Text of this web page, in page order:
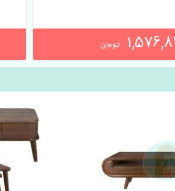
تومان